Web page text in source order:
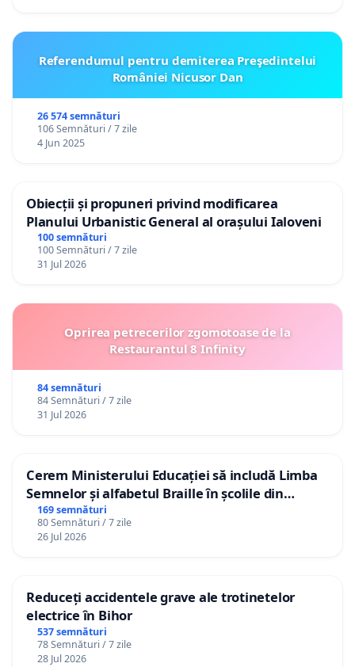
Referendumul pentru demiterea Preşedintelui
României Nicusor Dan
26 574 semnături
106 Semnături / 7 zile
4 Jun 2025
Obiecții și propuneri privind modificarea
Planului Urbanistic General al orașului Ialoveni
100 semnături
100 Semnături / 7 zile
31 Jul 2026
Oprirea petrecerilor zgomotoase de la
Restaurantul 8 Infinity
84 semnături
84 Semnături / 7 zile
31 Jul 2026
Cerem Ministerului Educației să includă Limba
Semnelor și alfabetul Braille în școlile din
Republica Moldova!
169 semnături
80 Semnături / 7 zile
26 Jul 2026
Reduceți accidentele grave ale trotinetelor
electrice în Bihor
537 semnături
78 Semnături / 7 zile
28 Jul 2026